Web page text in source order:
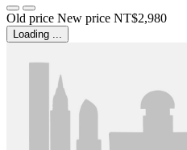
Old price New price NT$2,980
Loading ...